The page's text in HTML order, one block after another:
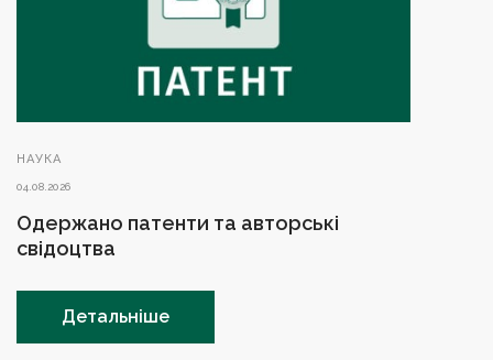
НАУКА
04.08.2026
Одержано патенти та авторські
свідоцтва
Детальніше